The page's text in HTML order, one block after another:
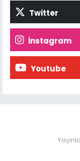
Twitter
İnstagram
Youtube